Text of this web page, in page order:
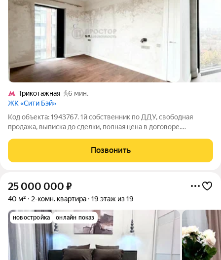
Трикотажная
6 мин.
ЖК «Сити Бэй»
Код объекта: 1943767. 1й собственник по ДДУ, свободная
продажа, выписка до сделки, полная цена в договоре.
качественно. В квартире никто не жил, сразу после ремонта,
идеальное сочетание качества и
Позвонить
25 000 000 ₽
40 м² 2-комн. квартира 19 этаж из 19
новостройка онлайн показ